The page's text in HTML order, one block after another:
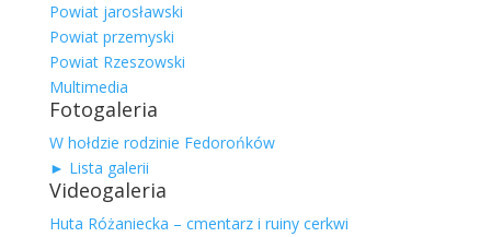
Powiat jarosławski
Powiat przemyski
Powiat Rzeszowski
Multimedia
Fotogaleria
W hołdzie rodzinie Fedorońków
► Lista galerii
Videogaleria
Huta Różaniecka – cmentarz i ruiny cerkwi